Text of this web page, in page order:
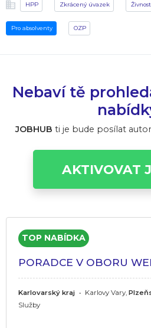
HPP Zkrácený úvazek
Pro absolventy OZP
Nebaví tě
JOBHUB ti je bude posílat
AKTIVOVAT
PORADCE V OBORU
Karlovarský kraj • Karlovy Vary,
Služby